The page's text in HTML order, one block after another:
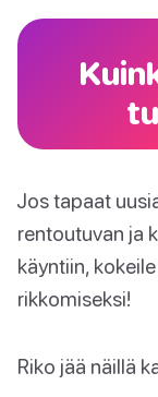
Jos tapaat
rentoutuvan ja
käyntiin,
rikkomiseksi!
Riko jää näillä